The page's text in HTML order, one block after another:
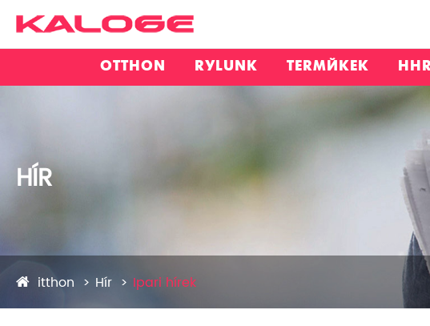
OTTHON RÓLUNK TERMÉKEK
HÍR
itthon Hír Ipari hírek